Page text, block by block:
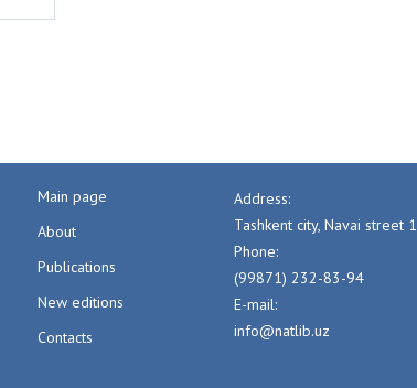
Main page
About
Publications
New editions
Contacts
Address:
Tashkent city, Navai street 1
Phone:
(99871) 232-83-94
E-mail:
info@natlib.uz